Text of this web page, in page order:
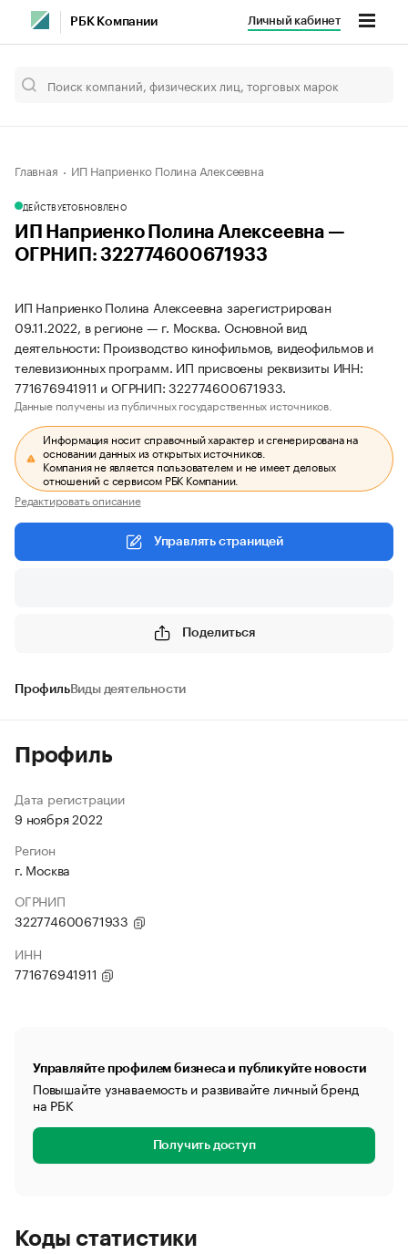
РБК Компании Личный кабинет
Главная ИП Наприенко Полина Алексеевна
ДЕЙСТВУЕТОБНОВЛЕНО
ИП Наприенко Полина Алексеевна —
ОГРНИП: 322774600671933
ИП Наприенко Полина Алексеевна зарегистрирован
09.11.2022, в регионе — г. Москва. Основной вид
деятельности: Производство кинофильмов, видеофильмов и
телевизионных программ. ИП присвоены реквизиты ИНН:
771676941911 и ОГРНИП: 322774600671933.
Данные получены из публичных государственных источников.
Информация носит справочный характер и сгенерирована на
основании данных из открытых источников.
Компания не является пользователем и не имеет деловых
отношений с сервисом РБК Компании.
Редактировать описание
Управлять страницей
Поделиться
ПрофильВиды деятельности
Профиль
Дата регистрации
9 ноября 2022
Регион
г. Москва
ОГРНИП
322774600671933
ИНН
771676941911
Управляйте профилем бизнеса и публикуйте новости
Повышайте узнаваемость и развивайте личный бренд
на РБК
Получить доступ
Коды статистики